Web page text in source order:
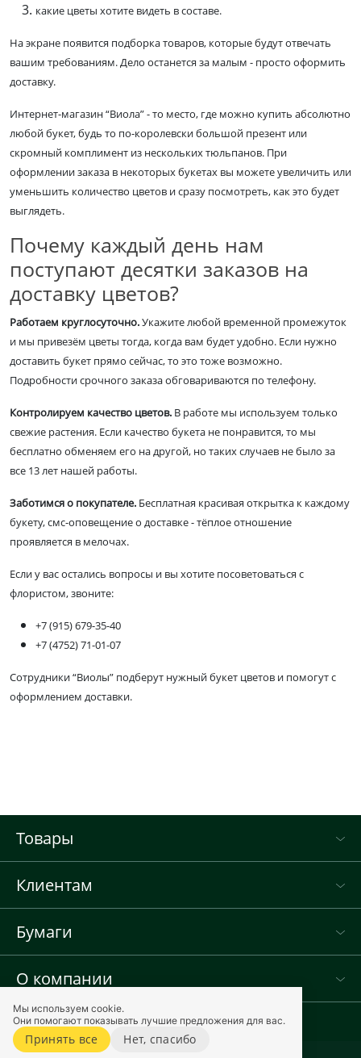
какие цветы хотите видеть в составе.
На экране появится подборка товаров, которые будут отвечать
вашим требованиям. Дело останется за малым - просто оформить
доставку.
Интернет-магазин “Виола” - то место, где можно купить абсолютно
любой букет, будь то по-королевски большой презент или
скромный комплимент из нескольких тюльпанов. При
оформлении заказа в некоторых букетах вы можете увеличить или
уменьшить количество цветов и сразу посмотреть, как это будет
выглядеть.
Почему каждый день нам
поступают десятки заказов на
доставку цветов?
Работаем круглосуточно.Укажите любой временной промежуток
и мы привезём цветы тогда, когда вам будет удобно. Если нужно
доставить букет прямо сейчас, то это тоже возможно.
Подробности срочного заказа обговариваются по телефону.
Контролируем качество цветов. В работе мы используем только
свежие растения. Если качество букета не понравится, то мы
бесплатно обменяем его на другой, но таких случаев не было за
все 13 лет нашей работы.
Заботимся о покупателе. Бесплатная красивая открытка к каждому
букету, смс-оповещение о доставке - тёплое отношение
проявляется в мелочах.
Если у вас остались вопросы и вы хотите посоветоваться с
флористом, звоните:
+7 (915) 679-35-40
+7 (4752) 71-01-07
Сотрудники “Виолы” подберут нужный букет цветов и помогут с
оформлением доставки.
Товары
Клиентам
Бумаги
О компании
Карта сайта Виола © 2012–2026
Мы используем cookie.
Они помогают показывать лучшие предложения для вас.
Принять все Нет, спасибо